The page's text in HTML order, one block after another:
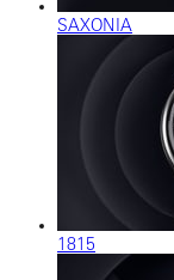
SAXONIA
1815